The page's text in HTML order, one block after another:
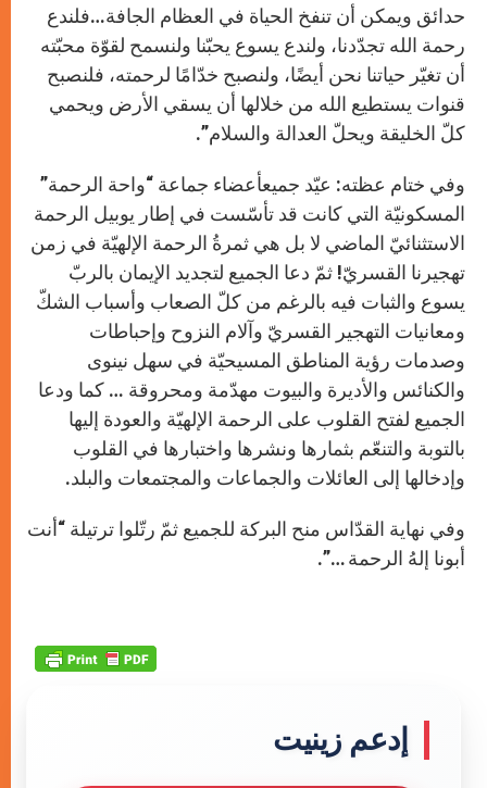
حدائق ويمكن أن تنفخ الحياة في العظام الجافة…فلندع
رحمة الله تجدّدنا، ولندع يسوع يحبّنا ولنسمح لقوّة محبّته
أن تغيّر حياتنا نحن أيضًا، ولنصبح خدّامًا لرحمته، فلنصبح
قنوات يستطيع الله من خلالها أن يسقي الأرض ويحمي
كلّ الخليقة ويحلّ العدالة والسلام”.
وفي ختام عظته: عيّد جميعأعضاء جماعة “واحة الرحمة”
المسكونيّة التي كانت قد تأسّست في إطار يوبيل الرحمة
الاستثنائيّ الماضي لا بل هي ثمرةُ الرحمة الإلهيّة في زمن
تهجيرنا القسريّ! ثمّ دعا الجميع لتجديد الإيمان بالربّ
يسوع والثبات فيه بالرغم من كلّ الصعاب وأسباب الشكّ
ومعانيات التهجير القسريّ وآلام النزوح وإحباطات
وصدمات رؤية المناطق المسيحيّة في سهل نينوى
والكنائس والأديرة والبيوت مهدّمة ومحروقة … كما ودعا
الجميع لفتح القلوب على الرحمة الإلهيّة والعودة إليها
بالتوبة والتنعّم بثمارها ونشرها واختبارها في القلوب
وإدخالها إلى العائلات والجماعات والمجتمعات والبلد.
وفي نهاية القدّاس منح البركة للجميع ثمّ رتّلوا ترتيلة “أنت
أبونا إلهُ الرحمة …”.
إدعم زينيت